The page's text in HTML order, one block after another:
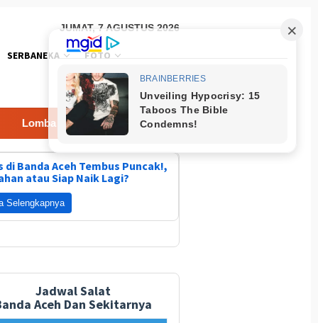
JUMAT, 7 AGUSTUS 2026
SERBANEKA FOTO
Masak Nasi Goreng Polda Aceh
di Banda Aceh Tembus Puncak!,
atau Siap Naik Lagi?
Selengkapnya
Jadwal Salat
Aceh Dan Sekitarnya